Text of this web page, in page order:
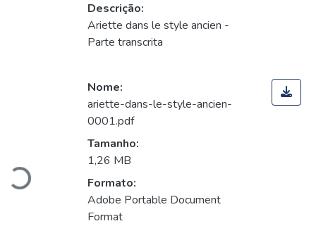
Descrição:
Ariette dans le style ancien -
Parte transcrita
Carregando...
Nome:
ariette-dans-le-style-ancien-
0001.pdf
Tamanho:
1,26 MB
Formato:
Adobe Portable Document
Format